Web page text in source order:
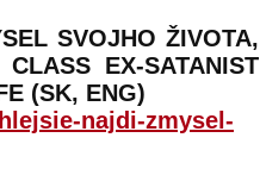
SVOJHO ŽIVOTA,
EX-SATANIST
(SK, ENG)
najdi-zmysel-